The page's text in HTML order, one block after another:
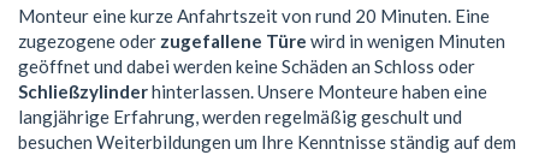
Monteur eine kurze Anfahrtszeit von rund 20 Minuten. Eine
zugezogene oder zugefallene Türe wird in wenigen Minuten
geöffnet und dabei werden keine Schäden an Schloss oder
Schließzylinderhinterlassen. Unsere Monteure haben eine
langjährige Erfahrung, werden regelmäßig geschult und
besuchen Weiterbildungen um Ihre Kenntnisse ständig auf dem